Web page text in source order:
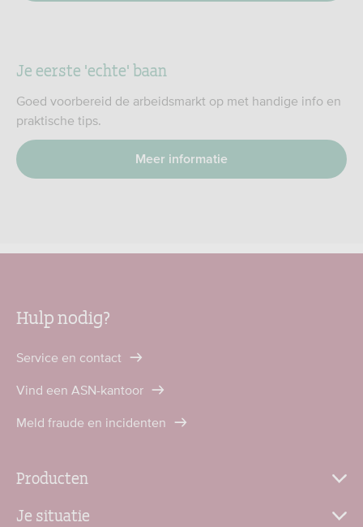
Je eerste 'echte' baan
Goed voorbereid de arbeidsmarkt op met handige info en
praktische tips.
Meer informatie
Hulp nodig?
Service en contact
Vind een ASN-kantoor
Meld fraude en incidenten
Producten
Je situatie